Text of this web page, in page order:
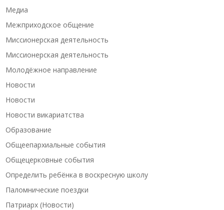
Медиа
Межприходское общение
Миссионерская деятельность
Миссионерская деятельность
Молодёжное направление
Новости
Новости
Новости викариатства
Образование
Общеепархиальные события
Общецерковные события
Определить ребёнка в воскресную школу
Паломнические поездки
Патриарх (Новости)